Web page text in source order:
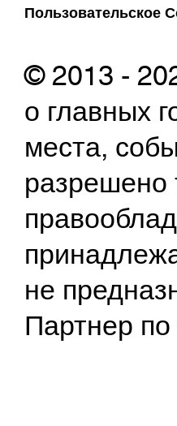
Пользовательское
© 2013 -
о главных
места,
разрешено
не
Партнер